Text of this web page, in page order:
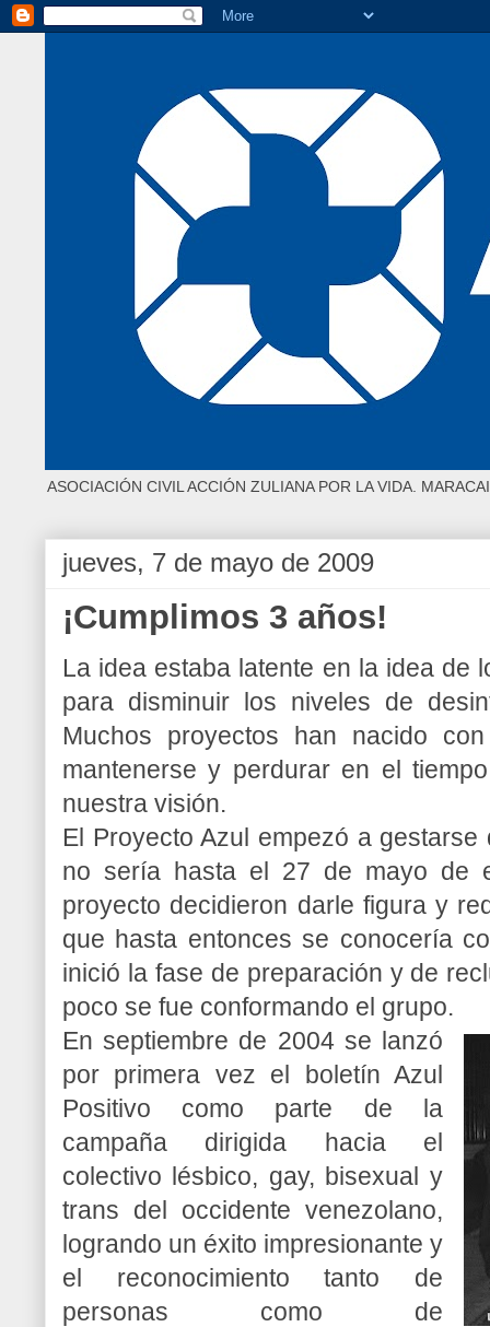
ASOCIACIÓN CIVIL ACCIÓN ZULIANA POR LA VIDA.
jueves, 7 de mayo de 2009
¡Cumplimos 3 años!
La idea estaba latente en la idea de
para disminuir los niveles de
Muchos proyectos han nacido
mantenerse y perdurar en el
nuestra visión.
El Proyecto Azul empezó a
no sería hasta el 27 de mayo de
proyecto decidieron darle figura y
que hasta entonces se conocería
inició la fase de preparación y de
poco se fue conformando el grupo.
En septiembre de 2004 se lanzó
por primera vez el boletín Azul
Positivo como parte de la
campaña dirigida hacia el
colectivo lésbico, gay, bisexual y
trans del occidente venezolano,
logrando un éxito impresionante y
el reconocimiento tanto de
personas como de